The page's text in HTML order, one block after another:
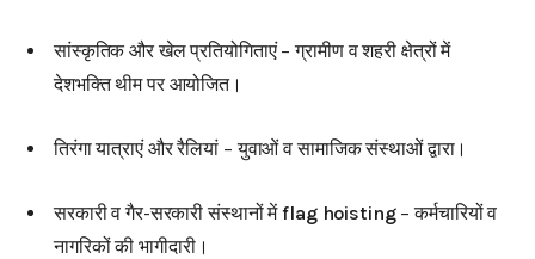
सांस्कृतिक और खेल प्रतियोगिताएं – ग्रामीण व शहरी क्षेत्रों में
देशभक्ति थीम पर आयोजित।
तिरंगा यात्राएं और रैलियां – युवाओं व सामाजिक संस्थाओं द्वारा।
सरकारी व गैर-सरकारी संस्थानों मेंflag hoisting– कर्मचारियों व
नागरिकों की भागीदारी।